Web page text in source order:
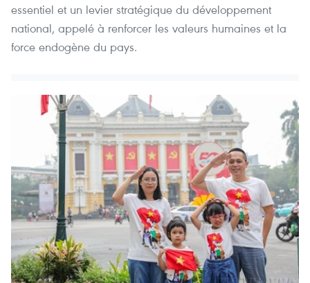
essentiel et un levier stratégique du développement
national, appelé à renforcer les valeurs humaines et la
force endogène du pays.